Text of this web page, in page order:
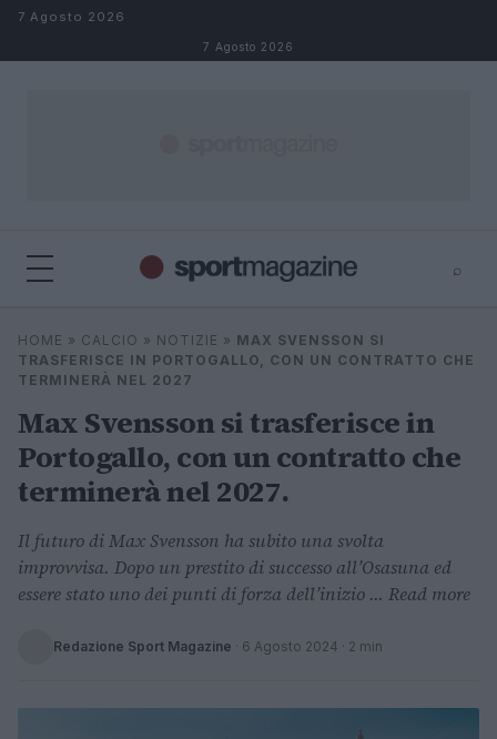
Salta al contenuto
7 Agosto 2026
7 Agosto 2026
⌕
Cerca
HOME » CALCIO » NOTIZIE » MAX SVENSSON SI
TRASFERISCE IN PORTOGALLO, CON UN CONTRATTO CHE
TERMINERÀ NEL 2027
Max Svensson si trasferisce in
Portogallo, con un contratto che
terminerà nel 2027.
Il futuro di Max Svensson ha subito una svolta
improvvisa. Dopo un prestito di successo all’Osasuna ed
essere stato uno dei punti di forza dell’inizio ... Read more
Redazione Sport Magazine · 6 Agosto 2024 · 2 min